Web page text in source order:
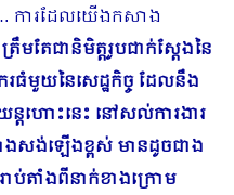
ការដែលយើងកសាង
តែជានិមិត្តរូបជាក់ស្តែងនៃ
រធំមួយនៃសេដ្ឋកិច្ច ដែលនឹង
ន្តហោះនេះ នៅសល់ការងារ
សង់ឡើងខ្ពស់ មានដូចជាង
ាប់តាំងពីនាក់ខាងក្រោម